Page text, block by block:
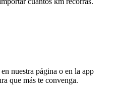
nuestra página o en la app
que más te convenga.